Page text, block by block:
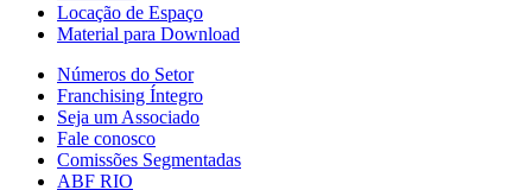
Locação de Espaço
Material para Download
Números do Setor
Franchising Íntegro
Seja um Associado
Fale conosco
Comissões Segmentadas
ABF RIO